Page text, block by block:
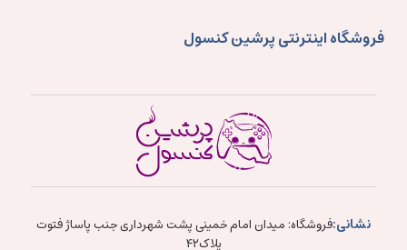
فروشگاه اینترنتی پرشین کنسول
نشانی:فروشگاه: میدان امام خمینی پشت شهرداری جنب پاساژ فتوت
پلاک۴۲